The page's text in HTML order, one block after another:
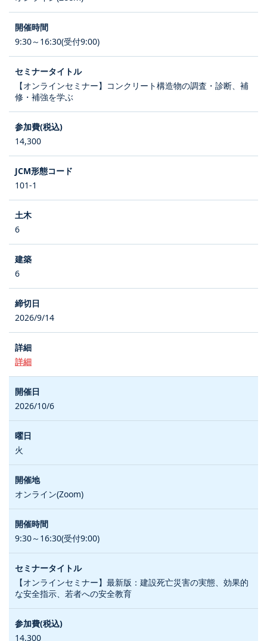
9:30～16:30(受付9:00)
【オンラインセミナー】コンクリート構造物の調査・診断、補
修・補強を学ぶ
14,300
101-1
6
6
2026/9/14
詳細
2026/10/6
火
オンライン(Zoom)
9:30～16:30(受付9:00)
【オンラインセミナー】最新版：建設死亡災害の実態、効果的
な安全指示、若者への安全教育
14,300